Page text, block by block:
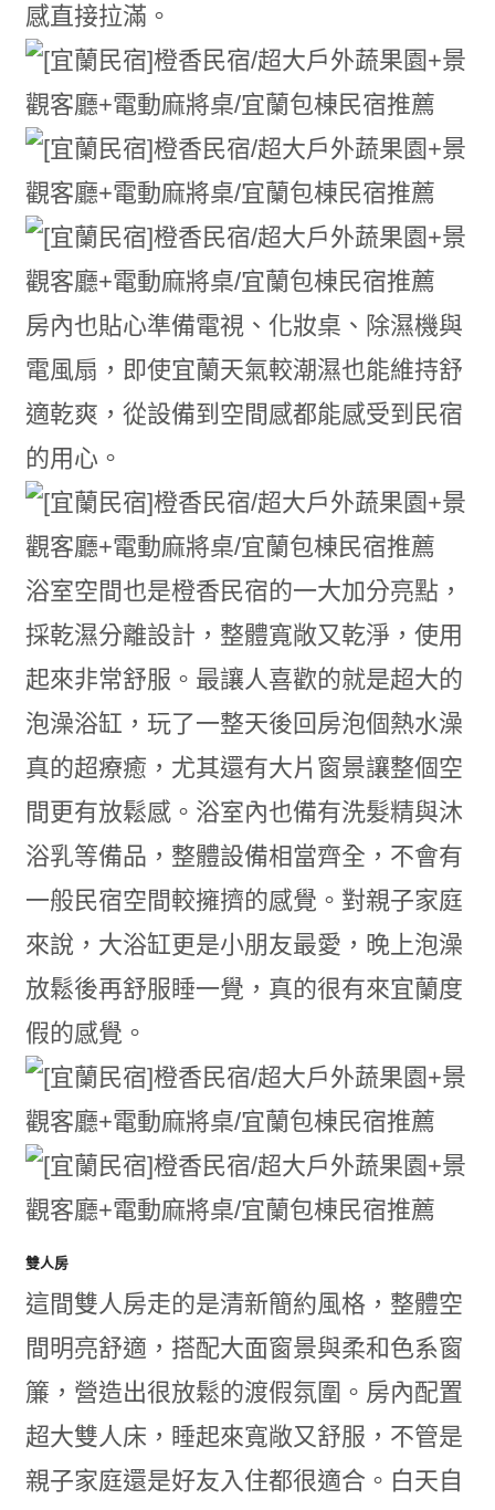
感直接拉滿。
房內也貼心準備電視、化妝桌、除濕機與
電風扇，即使宜蘭天氣較潮濕也能維持舒
適乾爽，從設備到空間感都能感受到民宿
的用心。
浴室空間也是橙香民宿的一大加分亮點，
採乾濕分離設計，整體寬敞又乾淨，使用
起來非常舒服。最讓人喜歡的就是超大的
泡澡浴缸，玩了一整天後回房泡個熱水澡
真的超療癒，尤其還有大片窗景讓整個空
間更有放鬆感。浴室內也備有洗髮精與沐
浴乳等備品，整體設備相當齊全，不會有
一般民宿空間較擁擠的感覺。對親子家庭
來說，大浴缸更是小朋友最愛，晚上泡澡
放鬆後再舒服睡一覺，真的很有來宜蘭度
假的感覺。
雙人房
這間雙人房走的是清新簡約風格，整體空
間明亮舒適，搭配大面窗景與柔和色系窗
簾，營造出很放鬆的渡假氛圍。房內配置
超大雙人床，睡起來寬敞又舒服，不管是
親子家庭還是好友入住都很適合。白天自